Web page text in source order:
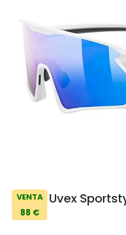
VENTA
88 €
Uvex